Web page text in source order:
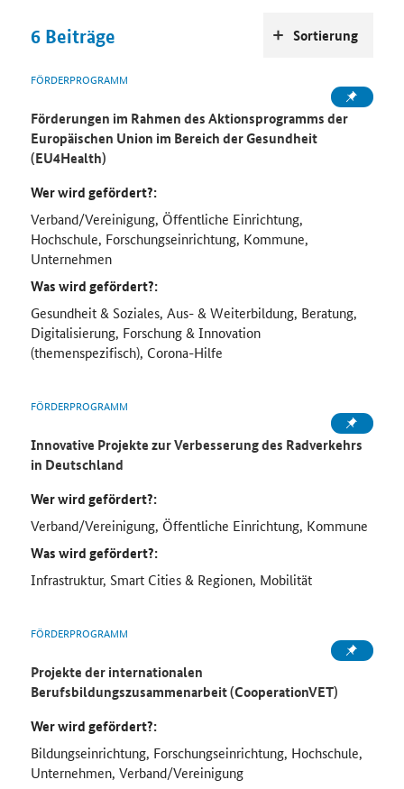
6 Beiträge
FÖRDERPROGRAMM
Förderungen im Rahmen des Aktionsprogramms der
Europäischen Union im Bereich der Gesundheit
(EU4Health)
Wer wird gefördert?:
Verband/Vereinigung, Öffentliche Einrichtung,
Hochschule, Forschungseinrichtung, Kommune,
Unternehmen
Was wird gefördert?:
Gesundheit & Soziales, Aus- & Weiterbildung, Beratung,
Digitalisierung, Forschung & Innovation
(themenspezifisch), Corona-Hilfe
FÖRDERPROGRAMM
Innovative Projekte zur Verbesserung des Radverkehrs
in Deutschland
Wer wird gefördert?:
Verband/Vereinigung, Öffentliche Einrichtung, Kommune
Was wird gefördert?:
Infrastruktur, Smart Cities & Regionen, Mobilität
FÖRDERPROGRAMM
Projekte der internationalen
Berufsbildungszusammenarbeit (CooperationVET)
Wer wird gefördert?:
Bildungseinrichtung, Forschungseinrichtung, Hochschule,
Unternehmen, Verband/Vereinigung
Sortierung